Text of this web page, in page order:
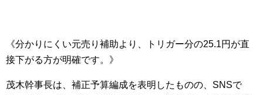
《分かりにくい元売り補助より、トリガー分の25.1円が直
接下がる方が明確です。》
茂木幹事長は、補正予算編成を表明したものの、SNSで